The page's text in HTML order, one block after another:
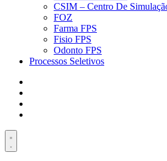
CSIM – Centro De
FOZ
Farma FPS
Fisio FPS
Odonto FPS
Processos Seletivos